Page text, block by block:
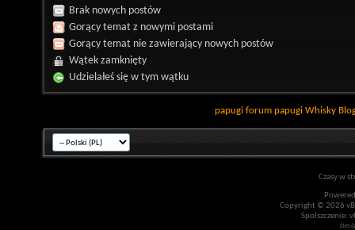
Brak nowych postów
Gorący temat z nowymi postami
Gorący temat nie zawierający nowych postów
Wątek zamknięty
Udzielałeś się w tym wątku
papugi forum papugi Whisky
Czasy w
Copyright © 2026
Spolszczenie: